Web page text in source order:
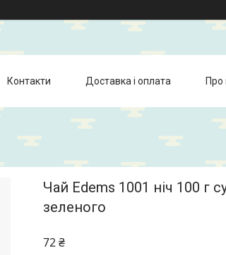
Контакти Доставка і оплата Про
Чай Edems 1001 ніч 100 г
зеленого
72 ₴